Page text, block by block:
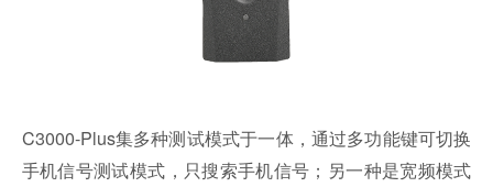
C3000-Plus集多种测试模式于一体，通过多功能键可切换
手机信号测试模式，只搜索手机信号；另一种是宽频模式